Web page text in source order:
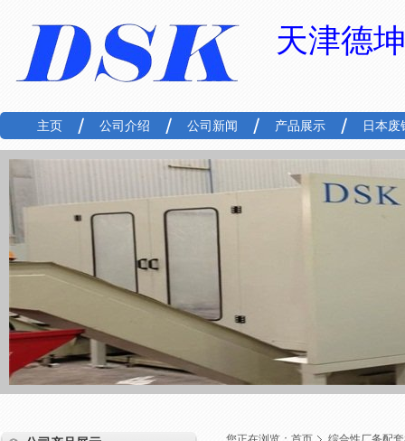
天津德
主页 公司介绍 公司新闻 产品展示 日本废